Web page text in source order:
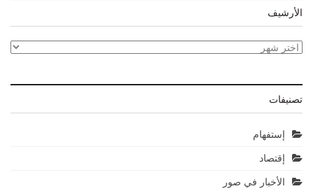
الأرشيف
الأرشيف
تصنيفات
إستفهام
إقتصاد
الأخبار في صور